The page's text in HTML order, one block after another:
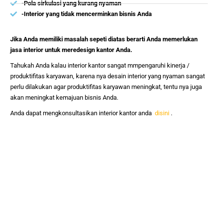
-Pola sirkulasi yang kurang nyaman
-Interior yang tidak mencerminkan bisnis Anda
Jika Anda memiliki masalah sepeti diatas berarti Anda memerlukan
jasa interior untuk meredesign kantor Anda.
Tahukah Anda kalau interior kantor sangat mmpengaruhi kinerja /
produktifitas karyawan, karena nya desain interior yang nyaman sangat
perlu dilakukan agar produktifitas karyawan meningkat, tentu nya juga
akan meningkat kemajuan bisnis Anda.
Anda dapat mengkonsultasikan interior kantor andadisini .